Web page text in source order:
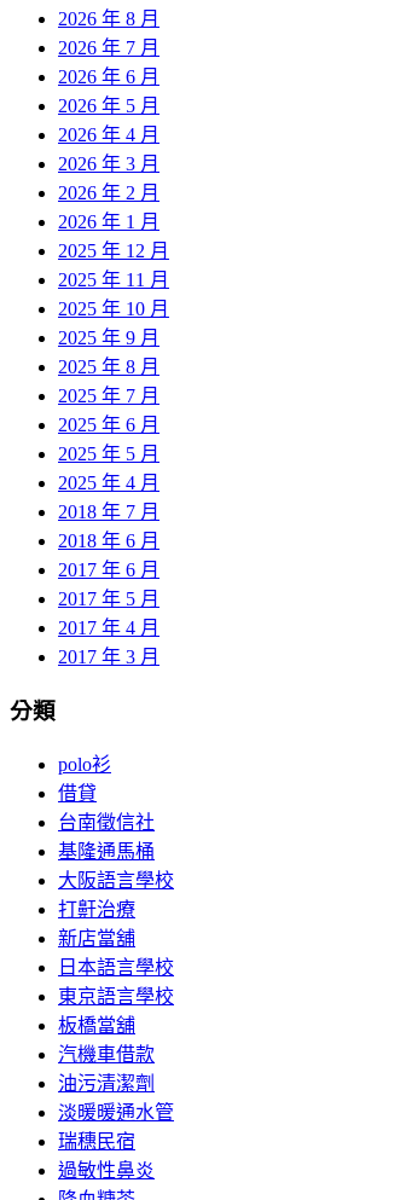
2026 年 8 月
2026 年 7 月
2026 年 6 月
2026 年 5 月
2026 年 4 月
2026 年 3 月
2026 年 2 月
2026 年 1 月
2025 年 12 月
2025 年 11 月
2025 年 10 月
2025 年 9 月
2025 年 8 月
2025 年 7 月
2025 年 6 月
2025 年 5 月
2025 年 4 月
2018 年 7 月
2018 年 6 月
2017 年 6 月
2017 年 5 月
2017 年 4 月
2017 年 3 月
分類
polo衫
借貸
台南徵信社
基隆通馬桶
大阪語言學校
打鼾治療
新店當舖
日本語言學校
東京語言學校
板橋當舖
汽機車借款
油污清潔劑
淡暖暖通水管
瑞穗民宿
過敏性鼻炎